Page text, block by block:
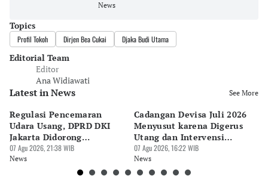
News
Topics
Profil Tokoh Dirjen Bea Cukai Djaka Budi Utama
Editorial Team
Editor
Ana Widiawati
Latest in News See More
Regulasi Pencemaran
Udara Usang, DPRD DKI
Jakarta Didorong
Prioritaskan Revisi Perda
07 Agu 2026, 21:38 WIB
News
Cadangan Devisa Juli 2026
Menyusut karena Digerus
Utang dan Intervensi
Rupiah
07 Agu 2026, 16:22 WIB
News